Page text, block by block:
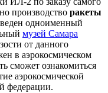
производство ракеты
одноименный
музей Самара
от данного
в аэрокосмическом
сможет ознакомиться
аэрокосмической
федерации.